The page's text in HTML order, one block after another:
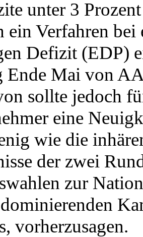
unter 3
ein Verfahren bei
Defizit (EDP)
Ende Mai von
sollte jedoch
eine
wie die
der zwei
zur
vorherzusagen.